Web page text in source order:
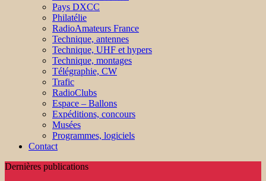
Pays DXCC
Philatélie
RadioAmateurs France
Technique, antennes
Technique, UHF et hypers
Technique, montages
Télégraphie, CW
Trafic
RadioClubs
Espace – Ballons
Expéditions, concours
Musées
Programmes, logiciels
Contact
Dernières publications